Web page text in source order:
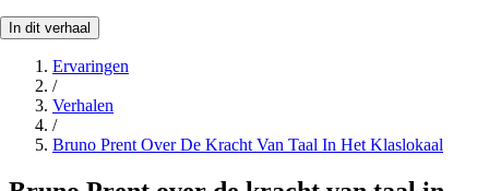
In dit verhaal
Ervaringen
/
Verhalen
/
Bruno Prent Over De Kracht Van Taal In Het Klaslokaal